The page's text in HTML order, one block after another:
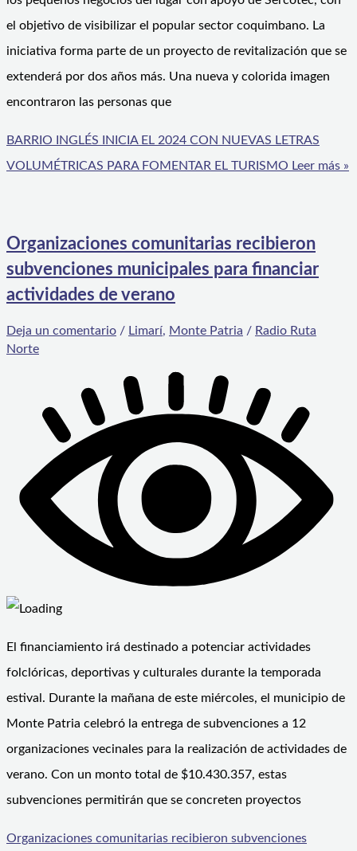
el objetivo de visibilizar el popular sector coquimbano. La
iniciativa forma parte de un proyecto de revitalización que se
extenderá por dos años más. Una nueva y colorida imagen
encontraron las personas que
BARRIO INGLÉS INICIA EL 2024 CON NUEVAS LETRAS
VOLUMÉTRICAS PARA FOMENTAR EL TURISMO Leer más »
Organizaciones comunitarias recibieron
subvenciones municipales para financiar
actividades de verano
Deja un comentario / Limarí, Monte Patria / Radio Ruta
Norte
El financiamiento irá destinado a potenciar actividades
folclóricas, deportivas y culturales durante la temporada
estival. Durante la mañana de este miércoles, el municipio de
Monte Patria celebró la entrega de subvenciones a 12
organizaciones vecinales para la realización de actividades de
verano. Con un monto total de $10.430.357, estas
subvenciones permitirán que se concreten proyectos
Organizaciones comunitarias recibieron subvenciones